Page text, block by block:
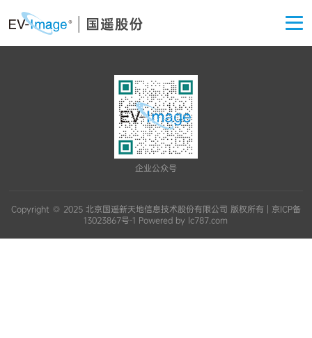
关于国遥
企业公众号
Copyright ◎ 2025 北京国遥新天地信息技术股份有限公司 版权所有 | 京ICP备
13023867号-1 Powered by lc787.com